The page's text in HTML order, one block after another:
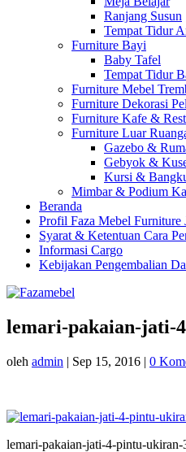
Ranjang Susun
Tempat Tidur
Furniture Bayi
Baby Tafel
Tempat Tidur
Furniture Mebel
Furniture Dekorasi
Furniture Kafe &
Furniture Luar
Gazebo &
Gebyok &
Kursi &
Mimbar & Podium
Beranda
Profil Faza Mebel Furniture
Syarat & Ketentuan Cara
Informasi Cargo
Kebijakan Pengembalian
lemari-pakaian-jati-
oleh admin | Sep 15, 2016 | 0
lemari-pakaian-jati-4-pintu-